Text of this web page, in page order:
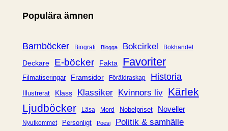
g
r
i
Populära ämnen
Barnböcker Biografi Blogga Bokcirkel Bokhandel
Deckare E-böcker Fakta Favoriter
Filmatiseringar Framsidor Föräldraskap Historia
Illustrerat Klass Klassiker Kvinnors liv Kärlek
Ljudböcker
Läsa Mord Nobelpriset Noveller
Nyutkommet Personligt Poesi
Politik & samhälle